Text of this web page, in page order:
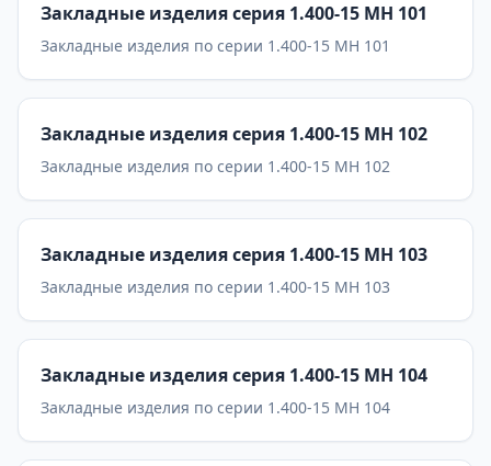
Закладные изделия серия 1.400-15 МН 101
Закладные изделия по серии 1.400-15 МН 101
Закладные изделия серия 1.400-15 МН 102
Закладные изделия по серии 1.400-15 МН 102
Закладные изделия серия 1.400-15 МН 103
Закладные изделия по серии 1.400-15 МН 103
Закладные изделия серия 1.400-15 МН 104
Закладные изделия по серии 1.400-15 МН 104